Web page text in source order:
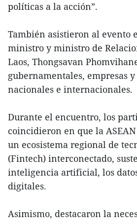
políticas a la acción”.
También asistieron al evento
ministro y ministro de
Laos, Thongsavan
gubernamentales, empresas
nacionales e internacionales.
Durante el encuentro, los
coincidieron en que la
un ecosistema regional de
(Fintech) interconectado,
inteligencia artificial, los
digitales.
Asimismo, destacaron la